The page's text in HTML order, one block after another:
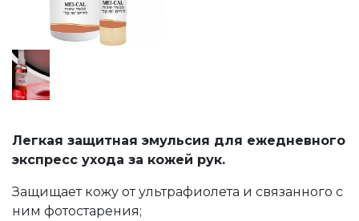
Легкая защитная эмульсия для ежедневного
экспресс ухода за кожей рук.
Защищает кожу от ультрафиолета и связанного с
ним фотостарения;